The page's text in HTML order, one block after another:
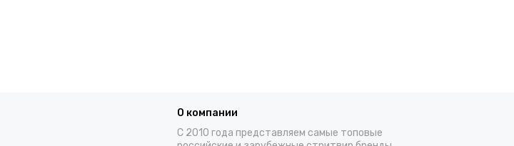
О компании
С 2010 года представляем самые топовые